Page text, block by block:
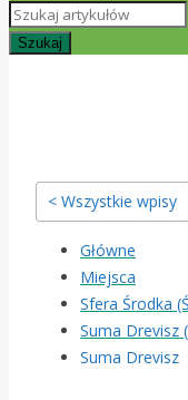
Szukaj
< Wszystkie wpisy
Główne
Miejsca
Sfera Środka
Suma Drevisz
Suma Drevisz